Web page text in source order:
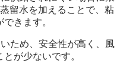
留水を加えることで、粘
きます。
ため、安全性が高く、風
が少ないです。